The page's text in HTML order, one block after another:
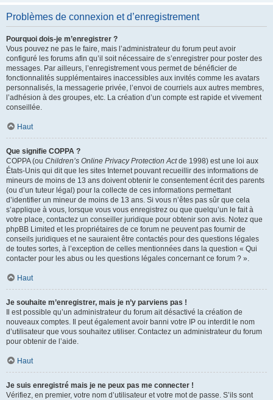
Problèmes de connexion et d’enregistrement
Pourquoi dois-je m’enregistrer ?
Vous pouvez ne pas le faire, mais l’administrateur du forum peut avoir
configuré les forums afin qu’il soit nécessaire de s’enregistrer pour poster des
messages. Par ailleurs, l’enregistrement vous permet de bénéficier de
fonctionnalités supplémentaires inaccessibles aux invités comme les avatars
personnalisés, la messagerie privée, l’envoi de courriels aux autres membres,
l’adhésion à des groupes, etc. La création d’un compte est rapide et vivement
conseillée.
Haut
Que signifie COPPA ?
COPPA (ou Children’s Online Privacy Protection Actde 1998) est une loi aux
États-Unis qui dit que les sites Internet pouvant recueillir des informations de
mineurs de moins de 13 ans doivent obtenir le consentement écrit des parents
(ou d’un tuteur légal) pour la collecte de ces informations permettant
d’identifier un mineur de moins de 13 ans. Si vous n’êtes pas sûr que cela
s’applique à vous, lorsque vous vous enregistrez ou que quelqu’un le fait à
votre place, contactez un conseiller juridique pour obtenir son avis. Notez que
phpBB Limited et les propriétaires de ce forum ne peuvent pas fournir de
conseils juridiques et ne sauraient être contactés pour des questions légales
de toutes sortes, à l’exception de celles mentionnées dans la question « Qui
contacter pour les abus ou les questions légales concernant ce forum ? ».
Haut
Je souhaite m’enregistrer, mais je n’y parviens pas !
Il est possible qu’un administrateur du forum ait désactivé la création de
nouveaux comptes. Il peut également avoir banni votre IP ou interdit le nom
d’utilisateur que vous souhaitez utiliser. Contactez un administrateur du forum
pour obtenir de l’aide.
Haut
Je suis enregistré mais je ne peux pas me connecter !
Vérifiez, en premier, votre nom d’utilisateur et votre mot de passe. S’ils sont